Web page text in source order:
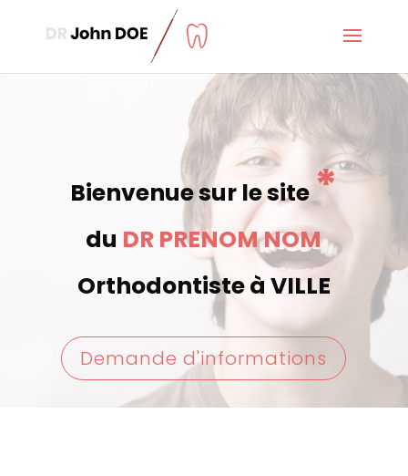
Bienvenue sur le site*
du DR PRENOM NOM
Orthodontiste à VILLE
Demande d'informations